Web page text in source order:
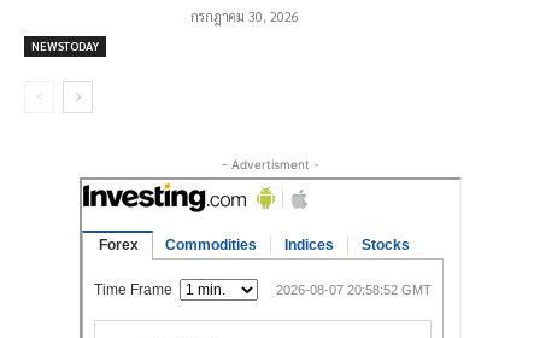
NEWSTODAY
กรกฎาคม 30, 2026
- Advertisment -